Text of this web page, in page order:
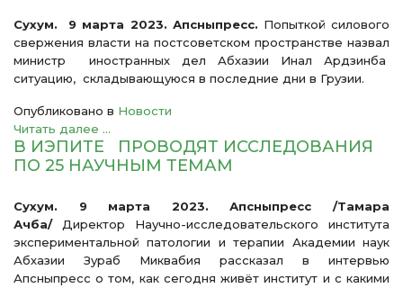
Сухум. 9 марта 2023. Апсныпресс. Попыткой силового
свержения власти на постсоветском пространстве назвал
министр иностранных дел Абхазии Инал Ардзинба
ситуацию, складывающуюся в последние дни в Грузии.
Опубликовано в Новости
Читать далее ...
В ИЭПИТЕ ПРОВОДЯТ ИССЛЕДОВАНИЯ
ПО 25 НАУЧНЫМ ТЕМАМ
Сухум. 9 марта 2023. Апсныпресс /Тамара
Ачба/Директор Научно-исследовательского института
экспериментальной патологии и терапии Академии наук
Абхазии Зураб Миквабия рассказал в интервью
Апсныпресс о том, как сегодня живёт институт и с какими